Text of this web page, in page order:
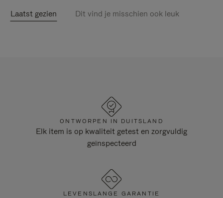
Laatst gezien Dit vind je misschien ook leuk
ONTWORPEN IN DUITSLAND
Elk item is op kwaliteit getest en zorgvuldig
geïnspecteerd
LEVENSLANGE GARANTIE